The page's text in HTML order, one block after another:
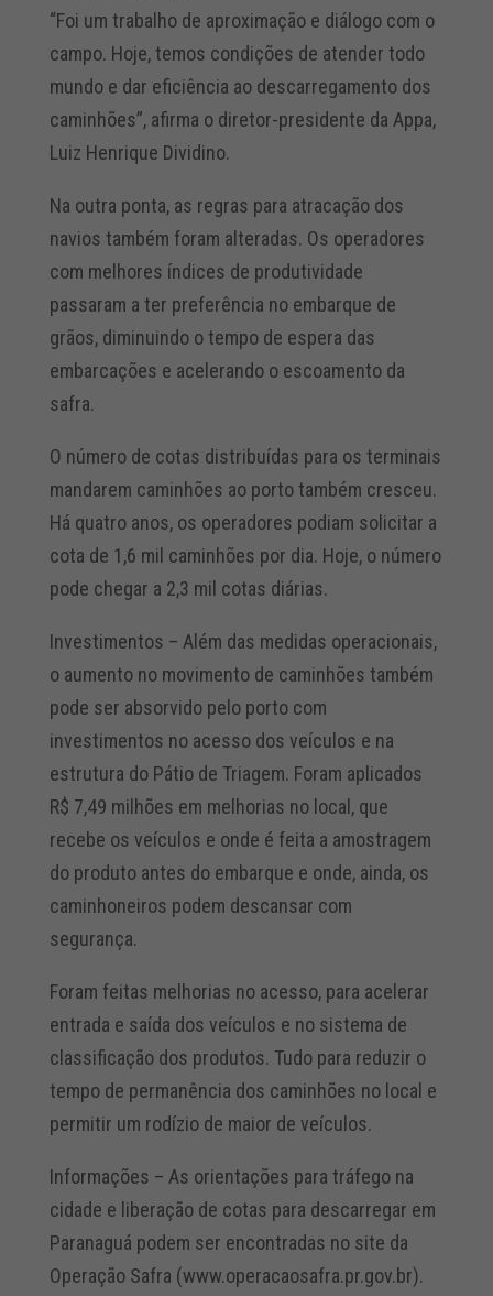
“Foi um trabalho de aproximação e diálogo com o
campo. Hoje, temos condições de atender todo
mundo e dar eficiência ao descarregamento dos
caminhões”, afirma o diretor-presidente da Appa,
Luiz Henrique Dividino.
Na outra ponta, as regras para atracação dos
navios também foram alteradas. Os operadores
com melhores índices de produtividade
passaram a ter preferência no embarque de
grãos, diminuindo o tempo de espera das
embarcações e acelerando o escoamento da
safra.
O número de cotas distribuídas para os terminais
mandarem caminhões ao porto também cresceu.
Há quatro anos, os operadores podiam solicitar a
cota de 1,6 mil caminhões por dia. Hoje, o número
pode chegar a 2,3 mil cotas diárias.
Investimentos – Além das medidas operacionais,
o aumento no movimento de caminhões também
pode ser absorvido pelo porto com
investimentos no acesso dos veículos e na
estrutura do Pátio de Triagem. Foram aplicados
R$ 7,49 milhões em melhorias no local, que
recebe os veículos e onde é feita a amostragem
do produto antes do embarque e onde, ainda, os
caminhoneiros podem descansar com
segurança.
Foram feitas melhorias no acesso, para acelerar
entrada e saída dos veículos e no sistema de
classificação dos produtos. Tudo para reduzir o
tempo de permanência dos caminhões no local e
permitir um rodízio de maior de veículos.
Informações – As orientações para tráfego na
cidade e liberação de cotas para descarregar em
Paranaguá podem ser encontradas no site da
Operação Safra (www.operacaosafra.pr.gov.br).